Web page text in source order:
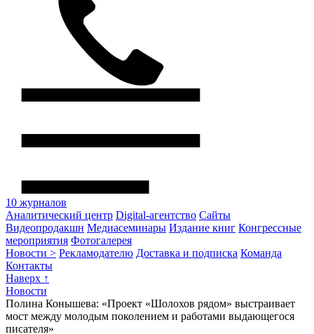
10 журналов
Аналитический центр Digital-агентство Сайты
Видеопродакшн Медиасеминары Издание книг Конгрессные
мероприятия Фотогалерея
Новости > Рекламодателю Доставка и подписка Команда
Контакты
Наверх ↑
Новости
Полина Конышева: «Проект «Шолохов рядом» выстраивает
мост между молодым поколением и работами выдающегося
писателя»